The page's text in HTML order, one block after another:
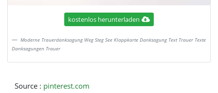
kostenlos herunterladen
Moderne Trauerdanksagung Weg Steg See Klappkarte Danksagung Text Trauer Texte
Danksagungen Trauer
Source : pinterest.com